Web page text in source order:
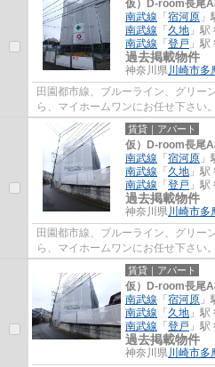
仮）D-room長尾
南武線 「 宿河原
南武線 「 久地 」
南武線 「 登戸 」
過去掲載物件
神奈川県川崎市多
田園都市線、ブルーライン、グリー
ら、マイホームワンにお任せ下さい
望に合うお部屋をご提案致します。
賃貸｜アパート
仮）D-room長尾
南武線 「 宿河原
南武線 「 久地 」
南武線 「 登戸 」
過去掲載物件
神奈川県川崎市多
田園都市線、ブルーライン、グリー
ら、マイホームワンにお任せ下さい
望に合うお部屋をご提案致します。
賃貸｜アパート
仮）D-room長尾
南武線 「 宿河原
南武線 「 久地 」
南武線 「 登戸 」
過去掲載物件
神奈川県川崎市多